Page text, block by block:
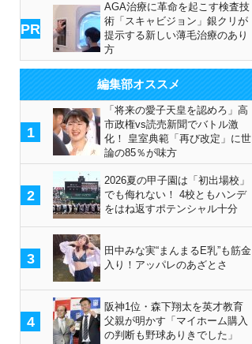
PR
AGA治療に革命を起こす検査技
術「スキャビジョン」銀クリが
提示する新しい薄毛治療のあり
方
編集部オススメ
1
「将来の愛子天皇を認めろ」高
市政権vs読売新聞でバトル激
化！ 皇室典範「再び改定」に世
論の85％が味方
2
2026夏の甲子園は「初出場校」
でも侮れない！ 4校ともハンデ
をはね返すポテンシャル十分
3
田中みな実“まんまるE乳”も筋金
入り！アッパレのあざとさ
4
阪神1位・森下翔太を英才教育
父親が明かす「マイホーム購入
の判断も野球ありきでした」